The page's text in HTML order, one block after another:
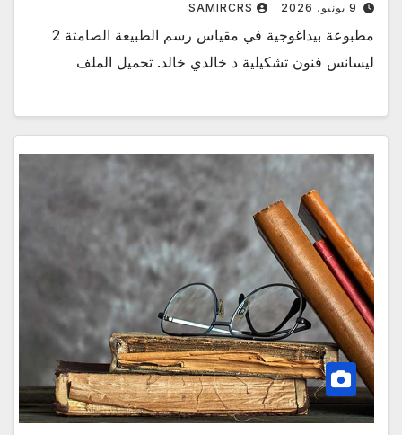
9 يونيو، 2026 SAMIRCRS
مطبوعة بيداغوجية في مقياس رسم الطبيعة الصامتة 2
ليسانس فنون تشكيلية د خالدي خالد. تحميل الملف